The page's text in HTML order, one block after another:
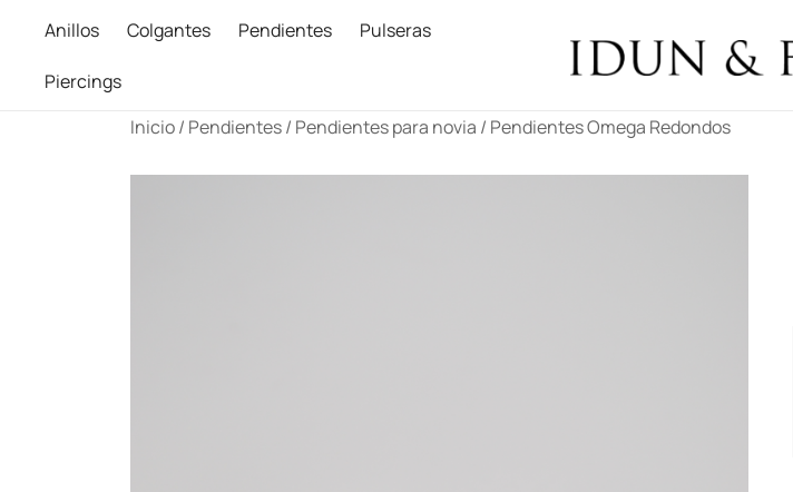
Anillos Colgantes Pendientes Pulseras
Piercings
Inicio/ Pendientes/ Pendientes para novia / Pendientes Omega Redondos